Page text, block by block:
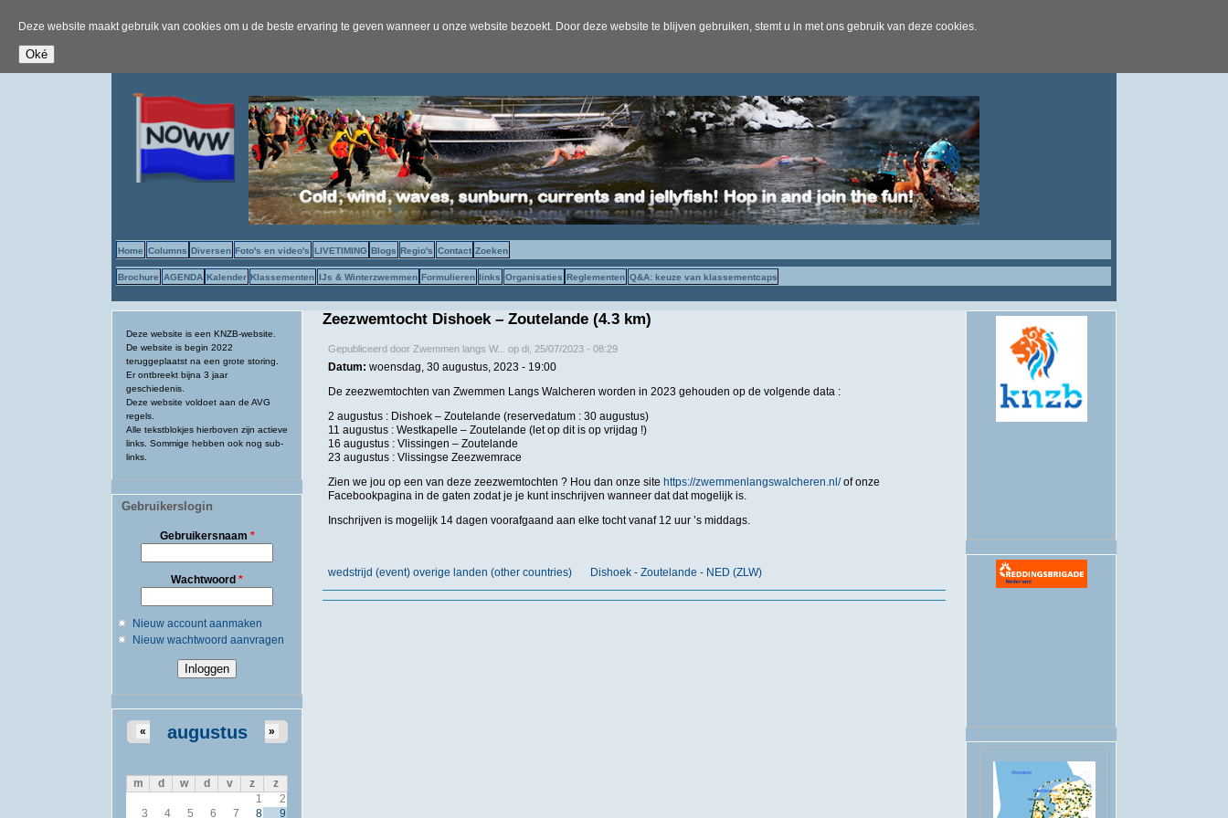
Deze website maakt gebruik van cookies om u de beste ervaring te geven wanneer u onze website bezoekt. Door deze website te blijven gebruiken, stemt u in met ons gebruik van deze cookies.
Home Columns Diversen Foto's en video's LIVETIMING Blogs Regio's Contact Zoeken
Brochure AGENDA Kalender Klassementen IJs & Winterzwemmen Formulieren links Organisaties Reglementen Q&A: keuze van klassementcaps
Deze website is een KNZB-website.
De website is begin 2022
teruggeplaatst na een grote storing.
Er ontbreekt bijna 3 jaar
geschiedenis.
Deze website voldoet aan de AVG
regels.
Alle tekstblokjes hierboven zijn actieve
links. Sommige hebben ook nog sub-
links.
Gebruikerslogin
Gebruikersnaam *
Wachtwoord *
Nieuw account aanmaken
Nieuw wachtwoord aanvragen
augustus
« »
m d w d v z
z
1
2
3
4 5 6 7 8
9
Zeezwemtocht Dishoek – Zoutelande (4.3 km)
Gepubliceerd door Zwemmen langs W... op di, 25/07/2023 - 08:29
Datum: woensdag, 30 augustus, 2023 - 19:00
De zeezwemtochten van Zwemmen Langs Walcheren worden in 2023 gehouden op de volgende data :
2 augustus : Dishoek – Zoutelande (reservedatum : 30 augustus)
11 augustus : Westkapelle – Zoutelande (let op dit is op vrijdag !)
16 augustus : Vlissingen – Zoutelande
23 augustus : Vlissingse Zeezwemrace
Zien we jou op een van deze zeezwemtochten ? Hou dan onze site https://zwemmenlangswalcheren.nl/of onze
Facebookpagina in de gaten zodat je je kunt inschrijven wanneer dat dat mogelijk is.
Inschrijven is mogelijk 14 dagen voorafgaand aan elke tocht vanaf 12 uur ’s middags.
wedstrijd (event) overige landen (other countries) Dishoek - Zoutelande - NED (ZLW)